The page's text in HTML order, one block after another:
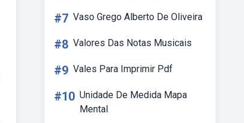
#7 Vaso Grego Alberto De Oliveira
#8 Valores Das Notas Musicais
#9 Vales Para Imprimir Pdf
#10 Unidade De Medida Mapa
Mental